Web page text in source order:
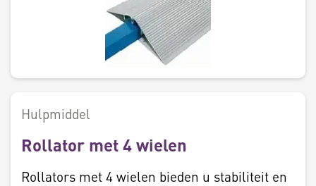
Hulpmiddel
Rollator met 4 wielen
Rollators met 4 wielen bieden u stabiliteit en